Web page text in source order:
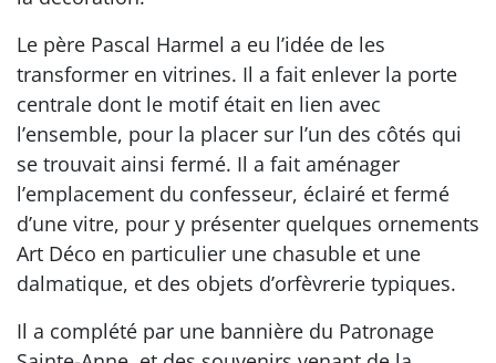
Le père Pascal Harmel a eu l’idée de les
transformer en vitrines. Il a fait enlever la porte
centrale dont le motif était en lien avec
l’ensemble, pour la placer sur l’un des côtés qui
se trouvait ainsi fermé. Il a fait aménager
l’emplacement du confesseur, éclairé et fermé
d’une vitre, pour y présenter quelques ornements
Art Déco en particulier une chasuble et une
dalmatique, et des objets d’orfèvrerie typiques.
Il a complété par une bannière du Patronage